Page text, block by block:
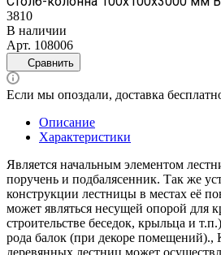
3810
В наличии
Арт. 108006
Сравнить
Если мы опоздали, доставка
Описание
Характеристики
Является начальным элементом
поручень и подбалясенник. Так же
конструкции лестницы в местах её
может являться несущей опорой для
строительстве беседок, крыльца и
рода балок (при декоре помещений).,
деревянных лестниц может